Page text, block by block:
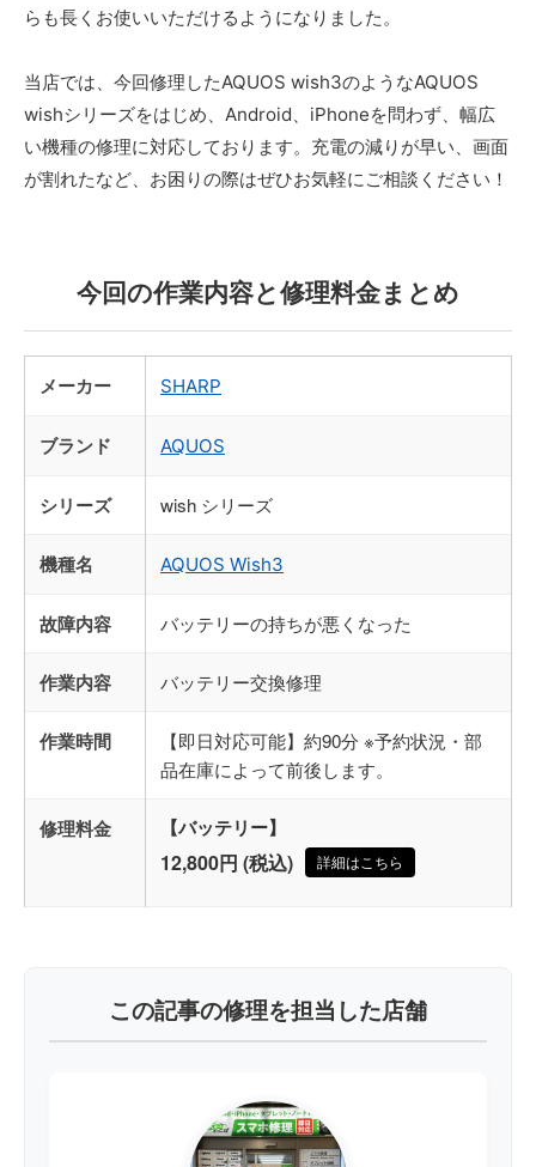
らも長くお使いいただけるようになりました。
当店では、今回修理したAQUOS wish3のようなAQUOS
wishシリーズをはじめ、Android、iPhoneを問わず、幅広
い機種の修理に対応しております。充電の減りが早い、画面
が割れたなど、お困りの際はぜひお気軽にご相談ください！
今回の作業内容と修理料金まとめ
メーカー SHARP
ブランド AQUOS
シリーズ wish シリーズ
機種名 AQUOS Wish3
故障内容 バッテリーの持ちが悪くなった
作業内容 バッテリー交換修理
作業時間
【即日対応可能】約90分 ※予約状況・部
品在庫によって前後します。
修理料金 【バッテリー】
12,800円 (税込) 詳細はこちら
この記事の修理を担当した店舗